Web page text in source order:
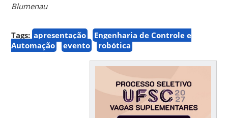
Blumenau
Tags: apresentação
Engenharia de Controle e
Automação
evento robótica